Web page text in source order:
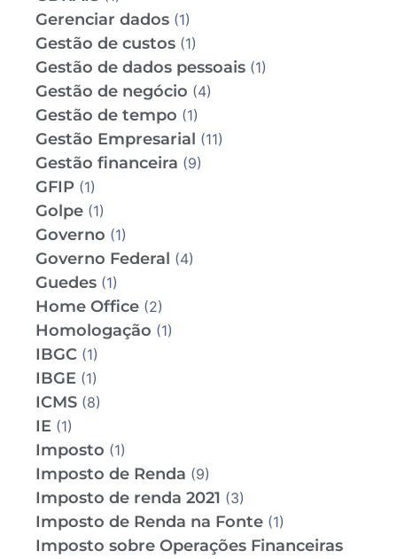
Gerenciar dados (1)
Gestão de custos (1)
Gestão de dados pessoais (1)
Gestão de negócio (4)
Gestão de tempo (1)
Gestão Empresarial (11)
Gestão financeira (9)
GFIP (1)
Golpe (1)
Governo (1)
Governo Federal (4)
Guedes (1)
Home Office (2)
Homologação (1)
IBGC (1)
IBGE (1)
ICMS (8)
IE (1)
Imposto (1)
Imposto de Renda (9)
Imposto de renda 2021 (3)
Imposto de Renda na Fonte (1)
Imposto sobre Operações Financeiras